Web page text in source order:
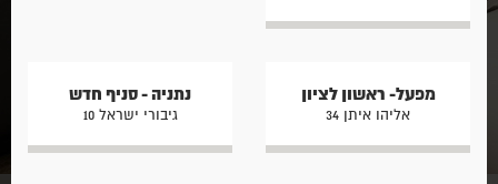
מפעל- ראשון לציון
אליהו איתן 34
נתניה - סניף חדש
גיבורי ישראל 10